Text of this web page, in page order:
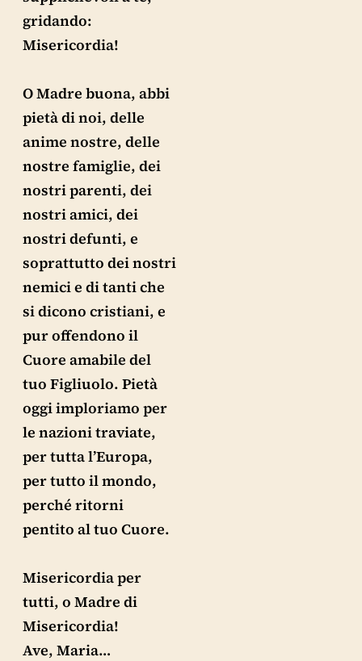
gridando:
Misericordia!
O Madre buona, abbi
pietà di noi, delle
anime nostre, delle
nostre famiglie, dei
nostri parenti, dei
nostri amici, dei
nostri defunti, e
soprattutto dei nostri
nemici e di tanti che
si dicono cristiani, e
pur offendono il
Cuore amabile del
tuo Figliuolo. Pietà
oggi imploriamo per
le nazioni traviate,
per tutta l’Europa,
per tutto il mondo,
perché ritorni
pentito al tuo Cuore.
Misericordia per
tutti, o Madre di
Misericordia!
Ave, Maria…